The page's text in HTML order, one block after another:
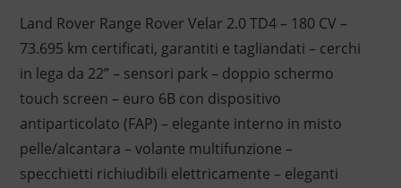
Land Rover Range Rover Velar 2.0 TD4 – 180 CV –
73.695 km certificati, garantiti e tagliandati – cerchi
in lega da 22” – sensori park – doppio schermo
touch screen – euro 6B con dispositivo
antiparticolato (FAP) – elegante interno in misto
pelle/alcantara – volante multifunzione –
specchietti richiudibili elettricamente – eleganti